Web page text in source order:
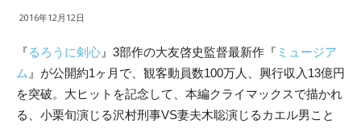
2016年12月12日
『るろうに剣心 』3部作の大友啓史監督最新作『 ミュージア
ム 』が公開約1ヶ月で、観客動員数100万人、興行収入13億円
を突破。大ヒットを記念して、本編クライマックスで描かれ
る、小栗旬演じる沢村刑事VS妻夫木聡演じるカエル男こと